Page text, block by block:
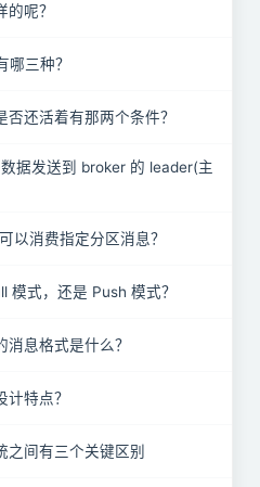
呢？
哪三种？
还活着有那两个条件？
据发送到 broker 的 leader(主
以消费指定分区消息？
模式，还是 Push 模式？
息格式是什么？
特点？
之间有三个关键区别